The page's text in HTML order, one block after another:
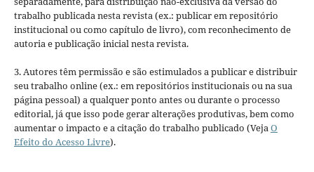
trabalho publicada nesta revista (ex.: publicar em repositório
institucional ou como capítulo de livro), com reconhecimento de
autoria e publicação inicial nesta revista.
3. Autores têm permissão e são estimulados a publicar e distribuir
seu trabalho online (ex.: em repositórios institucionais ou na sua
página pessoal) a qualquer ponto antes ou durante o processo
editorial, já que isso pode gerar alterações produtivas, bem como
aumentar o impacto e a citação do trabalho publicado (VejaO
Efeito do Acesso Livre).